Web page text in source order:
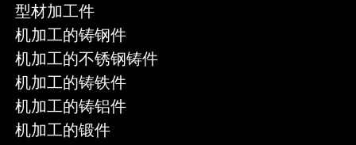
型材加工件
机加工的铸钢件
机加工的不锈钢铸件
机加工的铸铁件
机加工的铸铝件
机加工的锻件